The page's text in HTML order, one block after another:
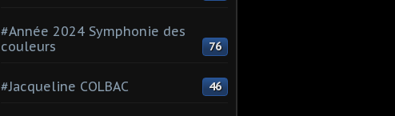
#Année 2024 Symphonie des
couleurs
76
#Jacqueline COLBAC 46